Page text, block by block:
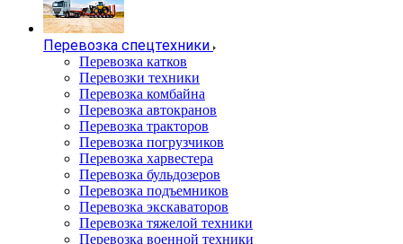
Перевозка спецтехники
Перевозка катков
Перевозки техники
Перевозка комбайна
Перевозка автокранов
Перевозка тракторов
Перевозка погрузчиков
Перевозка харвестера
Перевозка бульдозеров
Перевозка подъемников
Перевозка экскаваторов
Перевозка тяжелой техники
Перевозка военной техники